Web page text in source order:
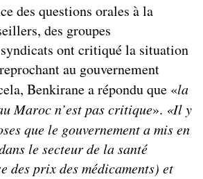
des questions orales à la
des groupes
ont critiqué la situation
au gouvernement
Benkirane a répondu que «la
Maroc n’est pas critique». «Il y
que le gouvernement a mis en
le secteur de la santé
des prix des médicaments) et